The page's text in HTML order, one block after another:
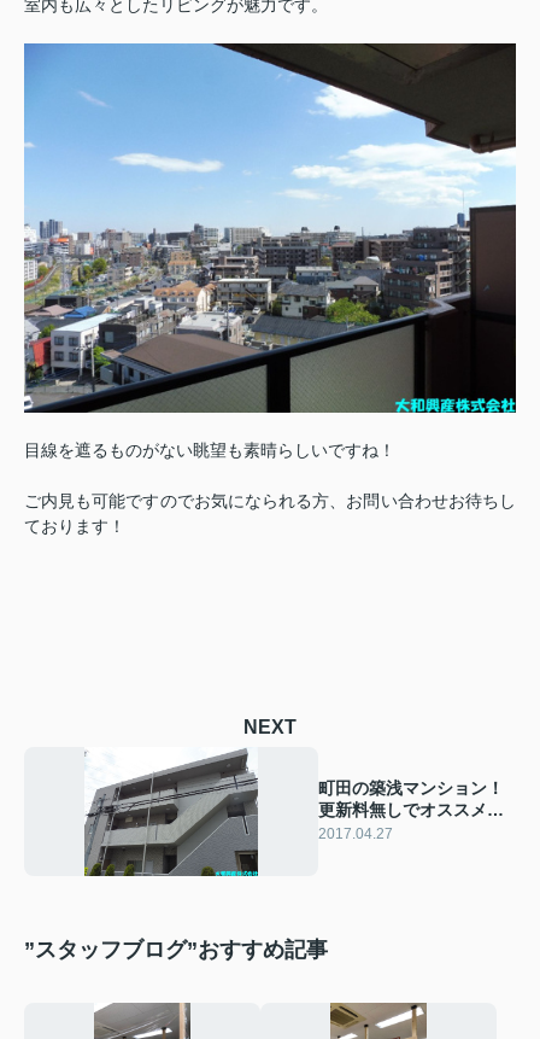
室内も広々としたリビングが魅力です。
目線を遮るものがない眺望も素晴らしいですね！
ご内見も可能ですのでお気になられる方、お問い合わせお待ちし
ております！
NEXT
町田の築浅マンション！
更新料無しでオススメで
す！
2017.04.27
”スタッフブログ”おすすめ記事